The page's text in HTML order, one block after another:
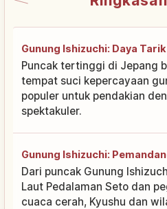
Gunung Ishizuchi: Daya
Puncak tertinggi di Jepang
tempat suci kepercayaan
populer untuk pendakian
spektakuler.
Gunung Ishizuchi:
Dari puncak Gunung
Laut Pedalaman Seto dan
cuaca cerah, Kyushu dan